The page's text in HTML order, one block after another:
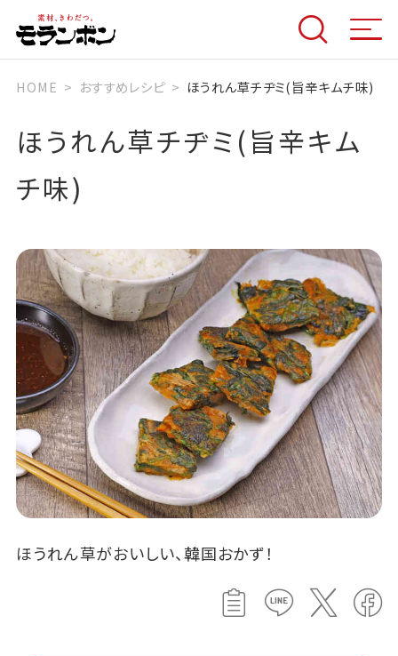
HOME おすすめレシピ ほうれん草チヂミ(旨辛キムチ味)
ほうれん草チヂミ(旨辛キム
チ味)
ほうれん草がおいしい、韓国おかず！